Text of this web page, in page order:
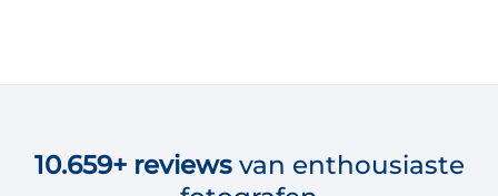
10.659+ reviews van enthousiaste